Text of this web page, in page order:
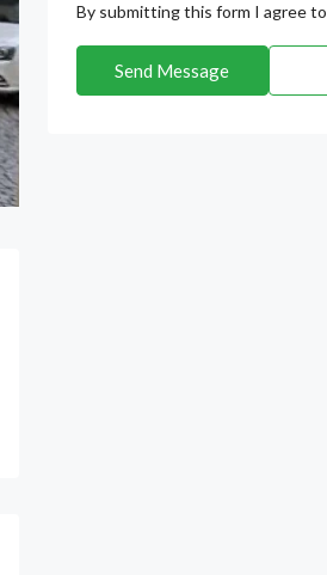
By submitting this form I agree to
Send Message